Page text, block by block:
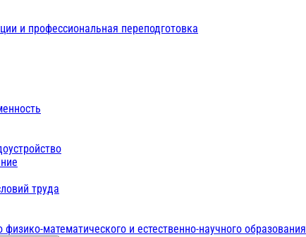
и профессиональная переподготовка
труда
физико-математического и естественно-научного образования